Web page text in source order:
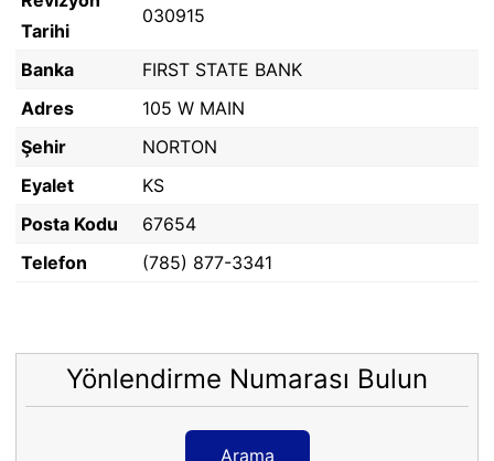
Tarihi
030915
Banka
FIRST STATE BANK
Adres
105 W MAIN
Şehir
NORTON
Eyalet
KS
Posta Kodu
67654
Telefon
(785) 877-3341
Yönlendirme Numarası Bulun
Arama